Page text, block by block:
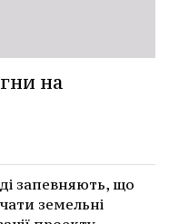
на
запевняють, що
земельні